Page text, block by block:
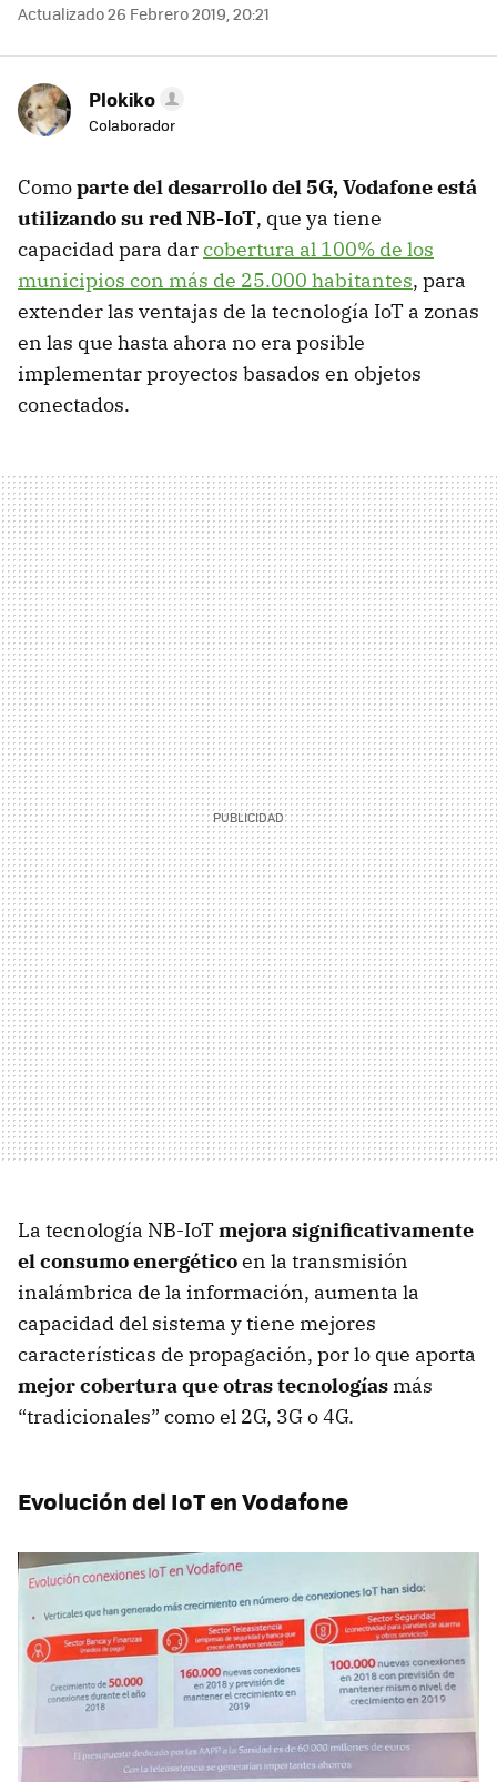
Actualizado 26 Febrero 2019, 20:21
Plokiko
Colaborador
Comoparte del desarrollo del 5G, Vodafone está
utilizando su red NB-IoT, que ya tiene
capacidad para darcobertura al 100% de los
municipios con más de 25.000 habitantes, para
extender las ventajas de la tecnología IoT a zonas
en las que hasta ahora no era posible
implementar proyectos basados en objetos
conectados.
La tecnología NB-IoTmejora significativamente
el consumo energéticoen la transmisión
inalámbrica de la información, aumenta la
capacidad del sistema y tiene mejores
características de propagación, por lo que aporta
mejor cobertura que otras tecnologías más
“tradicionales” como el 2G, 3G o 4G.
Evolución del IoT en Vodafone